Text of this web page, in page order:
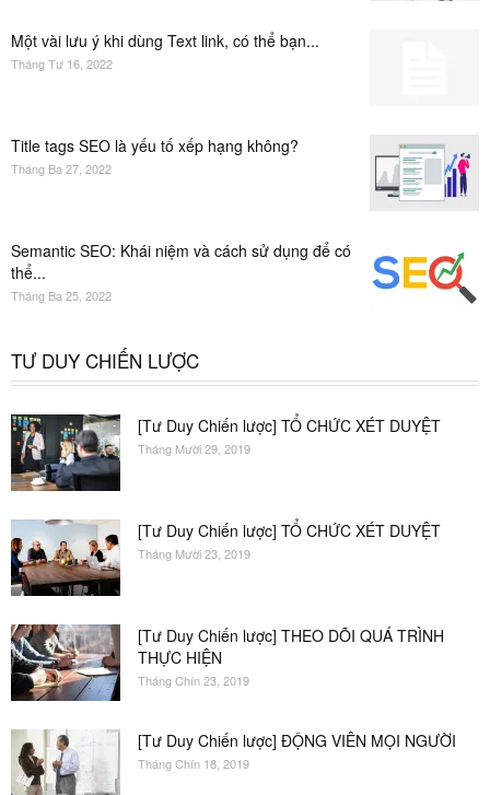
Một vài lưu ý khi dùng Text link, có thể bạn...
Tháng Tư 16, 2022
Title tags SEO là yếu tố xếp hạng không?
Tháng Ba 27, 2022
Semantic SEO: Khái niệm và cách sử dụng để có
thể...
Tháng Ba 25, 2022
TƯ DUY CHIẾN LƯỢC
[Tư Duy Chiến lược] TỔ CHỨC XÉT DUYỆT
Tháng Mười 29, 2019
[Tư Duy Chiến lược] TỔ CHỨC XÉT DUYỆT
Tháng Mười 23, 2019
[Tư Duy Chiến lược] THEO DÕI QUÁ TRÌNH
THỰC HIỆN
Tháng Chín 23, 2019
[Tư Duy Chiến lược] ĐỘNG VIÊN MỌI NGƯỜI
Tháng Chín 18, 2019